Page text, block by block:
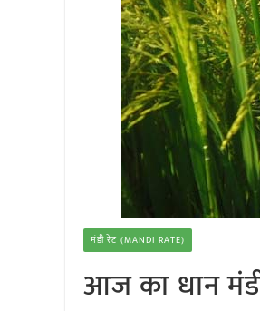
मंडी रेट (MANDI RATE)
आज का धान